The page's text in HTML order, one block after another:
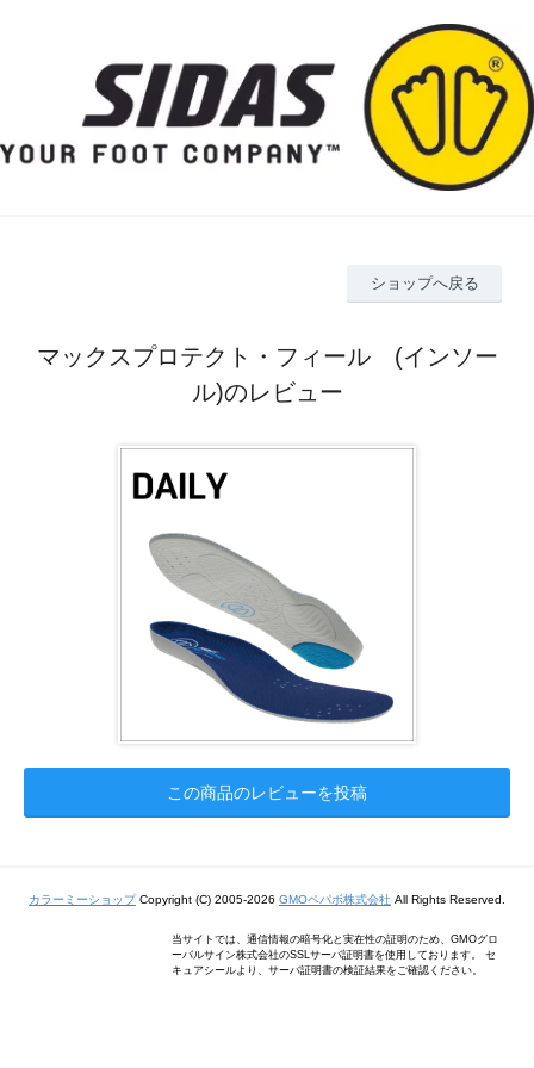
ショップへ戻る
マックスプロテクト・フィール (インソー
ル)のレビュー
この商品のレビューを投稿
カラーミーショップCopyright (C) 2005-2026 GMOペパボ株式会社 All Rights Reserved.
当サイトでは、通信情報の暗号化と実在性の証明のため、GMOグロ
ーバルサイン株式会社のSSLサーバ証明書を使用しております。 セ
キュアシールより、サーバ証明書の検証結果をご確認ください。